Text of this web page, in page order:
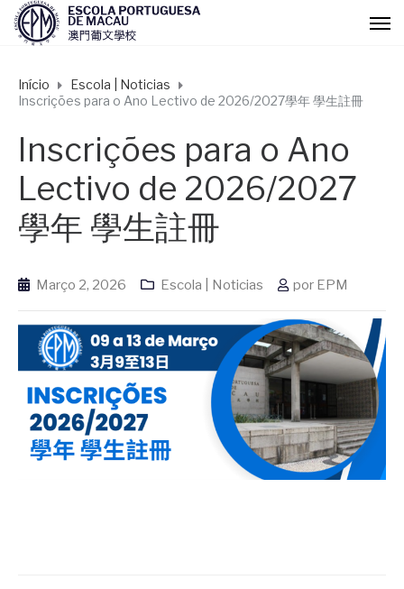
Início
Escola | Noticias
Inscrições para o Ano Lectivo de 2026/2027學年 學生註冊
Inscrições para o Ano
Lectivo de 2026/2027
學年 學生註冊
Março 2, 2026 Escola | Noticias por EPM